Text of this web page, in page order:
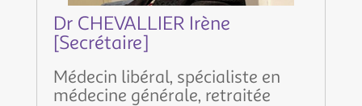
Dr CHEVALLIER Irène
[Secrétaire]
Médecin libéral, spécialiste en
médecine générale, retraitée